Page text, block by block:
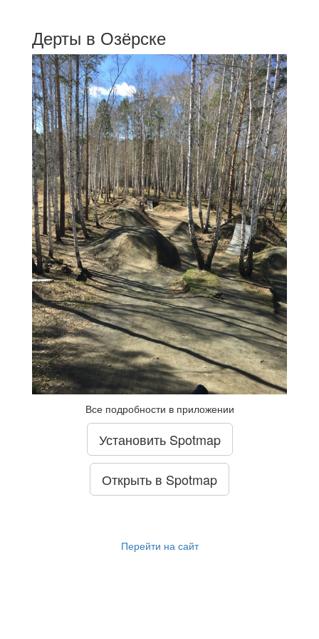
Дерты в Озёрске
Все подробности в приложении
Установить Spotmap
Открыть в Spotmap
Перейти на сайт